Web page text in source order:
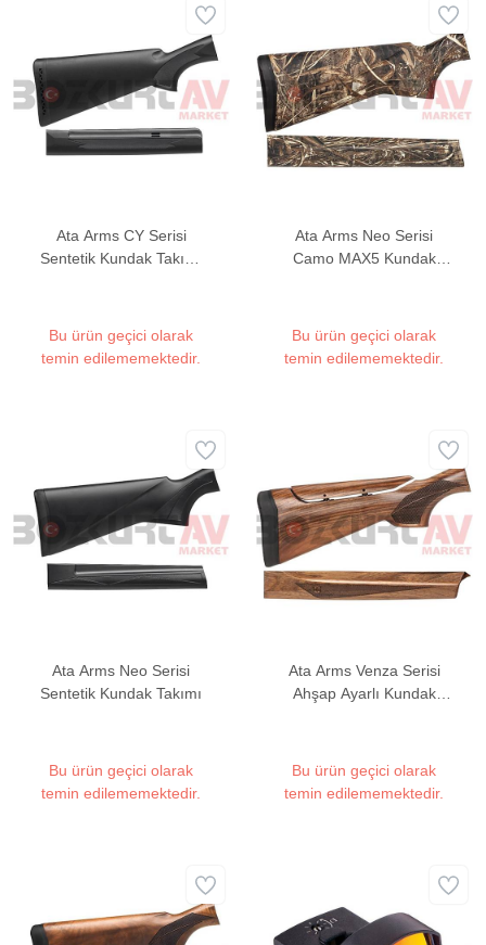
Ata Arms CY Serisi
Sentetik Kundak Takımı
Bu ürün geçici olarak
temin edilememektedir.
Ata Arms Neo Serisi
Camo MAX5 Kundak
Bu ürün geçici olarak
temin edilememektedir.
Ata Arms Neo Serisi
Sentetik Kundak Takımı
Bu ürün geçici olarak
temin edilememektedir.
Ata Arms Venza Serisi
Ahşap Ayarlı Kundak
Bu ürün geçici olarak
temin edilememektedir.